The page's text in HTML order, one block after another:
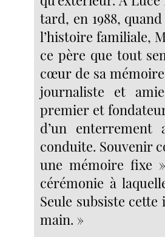
tard, en 1988,
l’histoire familiale,
ce père que tout
cœur de sa
journaliste et
premier et
d’un enterrement
conduite. Souvenir
une mémoire fixe
cérémonie à
Seule subsiste
main. »